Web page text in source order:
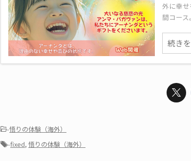
外に幸
間コー
続き
-悟りの体験（海外）
-fixed, 悟りの体験（海外）